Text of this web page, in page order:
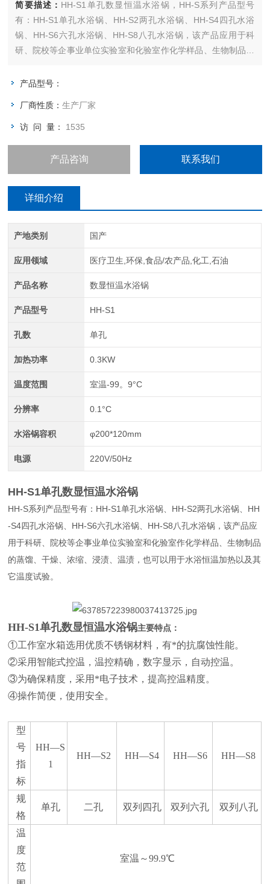
简要描述： HH-S1单孔数显恒温水浴锅，HH-S系列产品型号
有：HH-S1单孔水浴锅、HH-S2两孔水浴锅、HH-S4四孔水浴
锅、HH-S6六孔水浴锅、HH-S8八孔水浴锅，该产品应用于科
研、院校等企事业单位实验室和化验室作化学样品、生物制品的
其它温度试验。
产品型号：
厂商性质：生产厂家
访 问 量： 1535
产品咨询 联系我们
详细介绍
产地类别 国产
应用领域 医疗卫生,环保,食品/农产品,化工,石油
产品名称 数显恒温水浴锅
产品型号 HH-S1
孔数 单孔
加热功率 0.3KW
温度范围 室温-99。9°C
分辨率 0.1°C
水浴锅容积 φ200*120mm
电源 220V/50Hz
HH-S1单孔数显恒温水浴锅
HH-S系列产品型号有：HH-S1单孔水浴锅、HH-S2两孔水浴锅、HH
-S4四孔水浴锅、HH-S6六孔水浴锅、HH-S8八孔水浴锅，该产品应
用于科研、院校等企事业单位实验室和化验室作化学样品、生物制品
的蒸馏、干燥、浓缩、浸渍、温渍，也可以用于水浴恒温加热以及其
它温度试验。
HH-S1单孔数显恒温水浴锅主要特点：
①工作室水箱选用优质不锈钢材料，有*的抗腐蚀性能。
②采用智能式控温，温控精确，数字显示，自动控温。
③为确保精度，采用*电子技术，提高控温精度。
④操作简便，使用安全。
型
号
指
标
HH—S
1
HH—S2 HH—S4 HH—S6 HH—S8
规
格
单孔 二孔 双列四孔 双列六孔 双列八孔
温
度
范
室温～99.9℃